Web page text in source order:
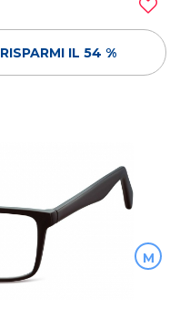
RISPARMI IL 54 %
M